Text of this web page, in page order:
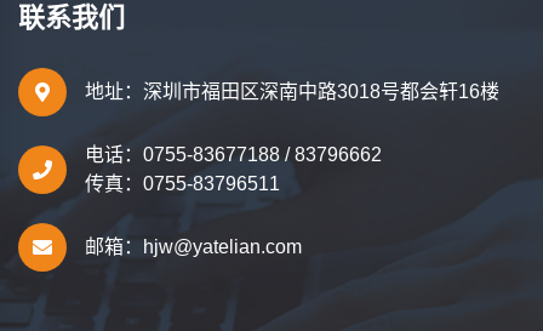
联系我们
地址：深圳市福田区深南中路3018号都会轩16楼
电话：0755-83677188 / 83796662
传真：0755-83796511
邮箱： hjw@yatelian.com